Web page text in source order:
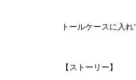
トールケースに入れ
【ストーリー】